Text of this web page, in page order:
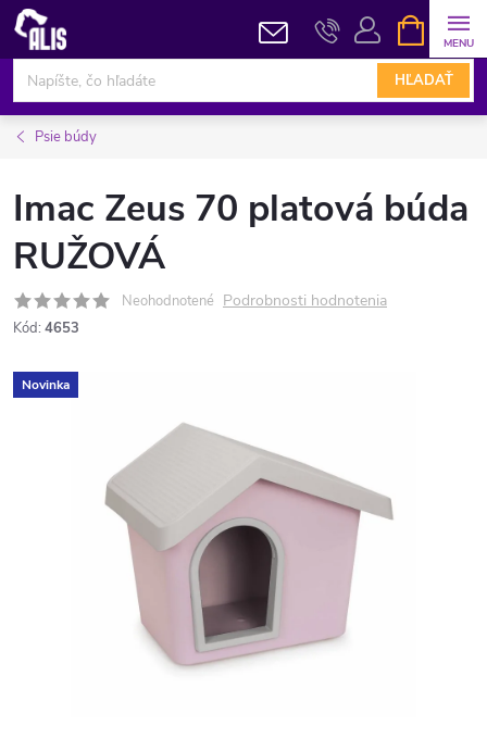
Prejsť
obsah
HĽADAŤ
KOŠÍK
Psie búdy
Imac Zeus 70 platová búda
RUŽOVÁ
Neohodnotené Podrobnosti hodnotenia
Kód: 4653
Novinka